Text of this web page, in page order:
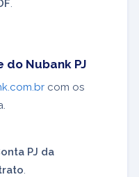
do Nubank PJ
com os
PJ da